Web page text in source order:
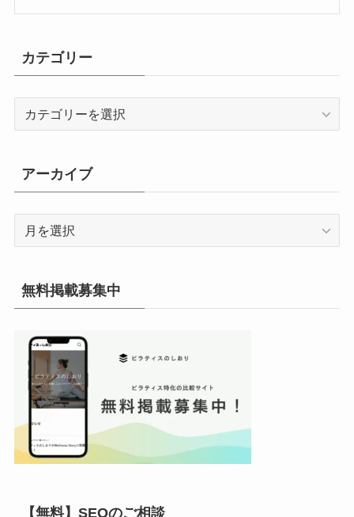
カテゴリー
リ
ー
アーカイブ
イ
ブ
無料掲載募集中
【無料】SEOのご相談